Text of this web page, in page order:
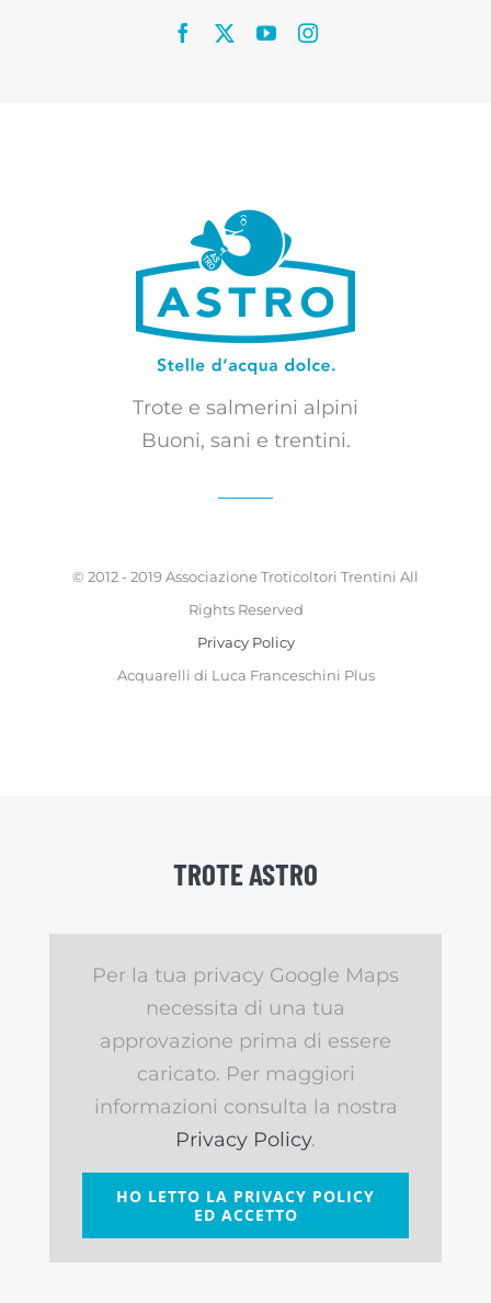
Trote e salmerini alpini
Buoni, sani e trentini.
© 2012 - 2019 Associazione Troticoltori Trentini All
Rights Reserved
Privacy Policy
Acquarelli di Luca Franceschini Plus
TROTE ASTRO
Per la tua privacy Google Maps
necessita di una tua
approvazione prima di essere
caricato. Per maggiori
informazioni consulta la nostra
Privacy Policy.
HO LETTO LA PRIVACY POLICY
ED ACCETTO